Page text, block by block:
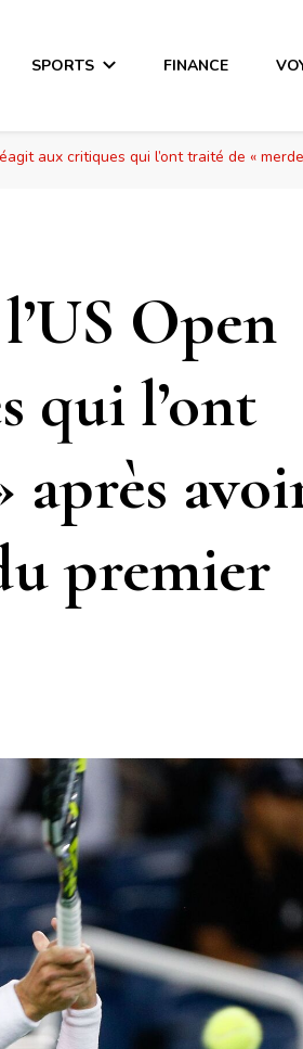
SPORTS FINANCE
aux critiques qui l’ont traité de «
Open
qui l’ont
après
premier